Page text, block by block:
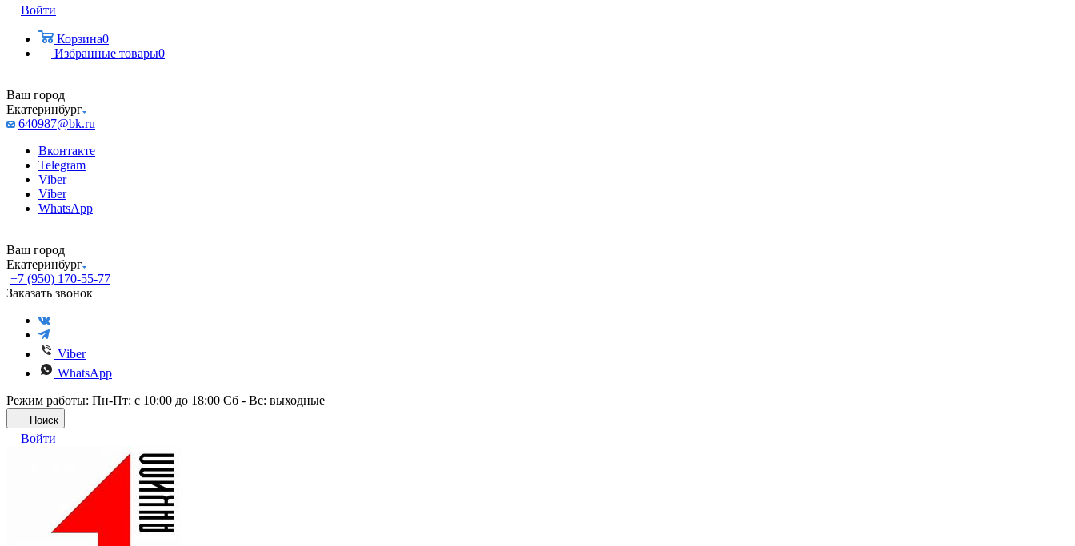
Войти
Корзина0
Избранные товары0
Ваш город
Екатеринбург
640987@bk.ru
Вконтакте
Telegram
Viber
Viber
WhatsApp
Ваш город
Екатеринбург
+7 (950) 170-55-77
Заказать звонок
Viber
WhatsApp
Режим работы: Пн-Пт: с 10:00 до 18:00 Сб - Вс: выходные
Поиск
Войти